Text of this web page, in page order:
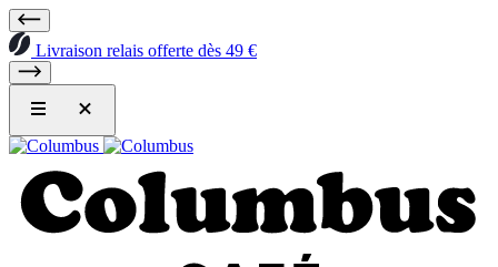
Livraison relais offerte dès 49 €